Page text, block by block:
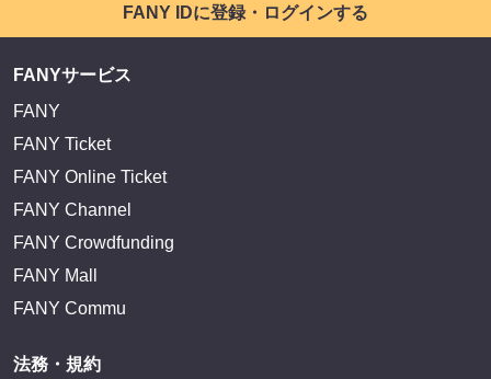
FANY IDに登録・ログインする
FANYサービス
FANY
FANY Ticket
FANY Online Ticket
FANY Channel
FANY Crowdfunding
FANY Mall
FANY Commu
法務・規約